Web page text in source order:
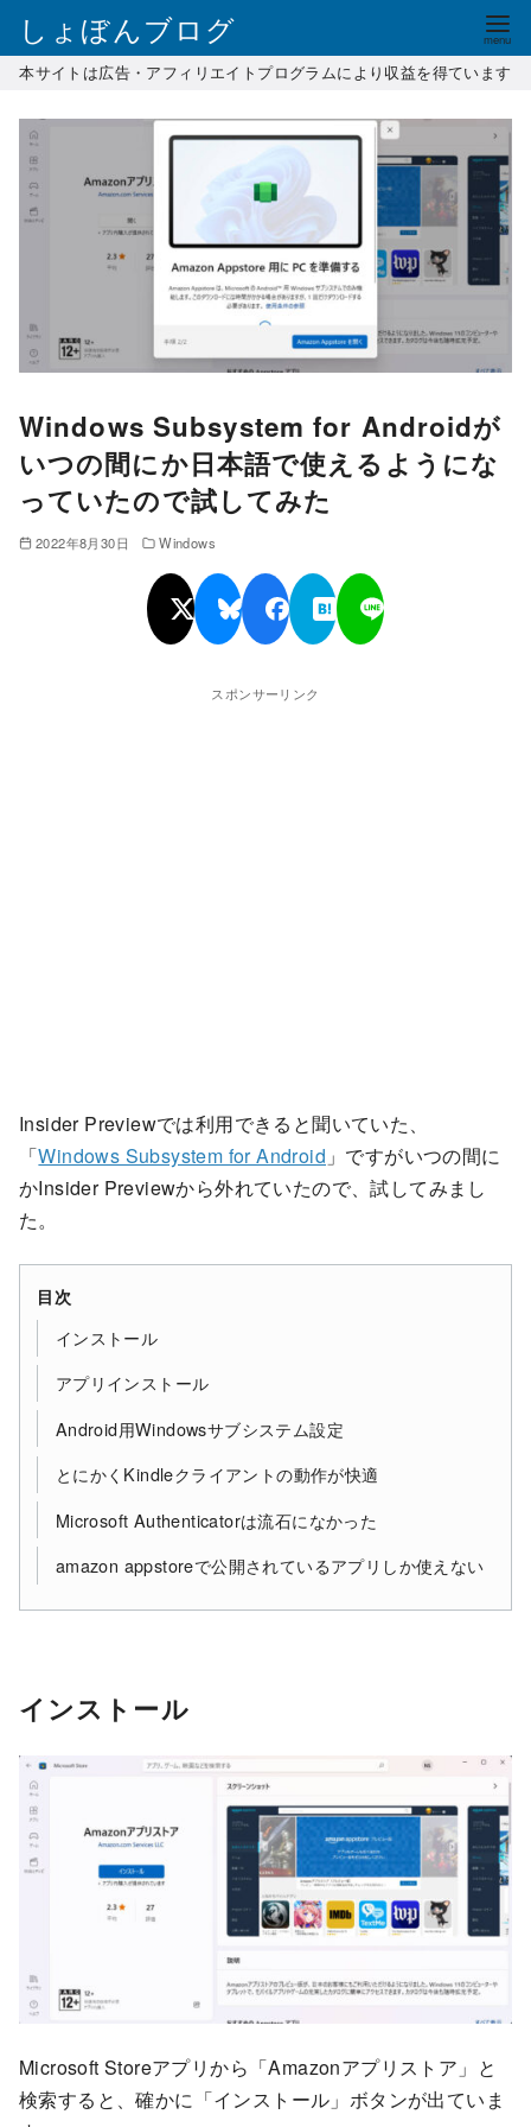
しょぼんブログ
本サイトは広告・アフィリエイトプログラムにより収益を得ています
Windows Subsystem for Androidが
いつの間にか日本語で使えるようにな
っていたので試してみた
2022年8月30日 Windows
スポンサーリンク
Insider Previewでは利用できると聞いていた、
「Windows Subsystem for Android 」ですがいつの間に
かInsider Previewから外れていたので、試してみまし
た。
目次
インストール
アプリインストール
Android用Windowsサブシステム設定
とにかくKindleクライアントの動作が快適
Microsoft Authenticatorは流石になかった
amazon appstoreで公開されているアプリしか使えない
インストール
Microsoft Storeアプリから「Amazonアプリストア」と
検索すると、確かに「インストール」ボタンが出ていま